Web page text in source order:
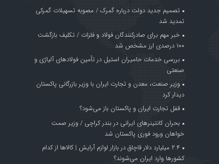
تصمیم جدید دولت درباره گمرک / مصوبه تسهیلات گمرکی
تمدید شد
خبر مهم برای صادرکنندگان فولاد و فلزات / تکلیف بازگشت
۱۰۰ درصدی ارز مشخص شد
بررسی خدمات حامیران استیل در تأمین فولادهای آلیاژی و
صنعتی
وزیر صنعت، معدن و تجارت ایران با وزیر بازرگانی پاکستان
دیدار کرد
قفل تجارت ایران و پاکستان باز می‌شود؟
بحران کانتینر‌های ایرانی در بندر کراچی / وزیر صمت
خواهان ورود فوری پاکستان شد
۲.۴ میلیارد دلار قاچاق در بازار لوازم آرایش | کالاها از کدام
کشورها وارد ایران می‌شوند؟